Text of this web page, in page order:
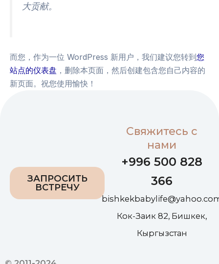
大贡献。
而您，作为一位 WordPress 新用户，我们建议您转到您
站点的仪表盘 ，删除本页面，然后创建包含您自己内容的
新页面。祝您使用愉快！
ЗАПРОСИТЬ
ВСТРЕЧУ
Свяжитесь с
нами
+996 500 828
366
Кок-Заик 82, Бишкек,
Кыргызстан